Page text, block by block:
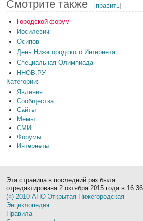
Смотрите также [править]
Городской форум
Иосилевич
Осипов
День Нижегородского Интернета
Специальная Олимпиада
ННОВ.РУ
Категории:
Явления
Сообщества
Сайты
Мемы
СМИ
Форумы
Интернеты
Эта страница в последний раз была
отредактирована 2 октября 2015 года в 16:36.
(¢) 2010 АНО Открытая Нижегородская
Энциклопедия
Правила